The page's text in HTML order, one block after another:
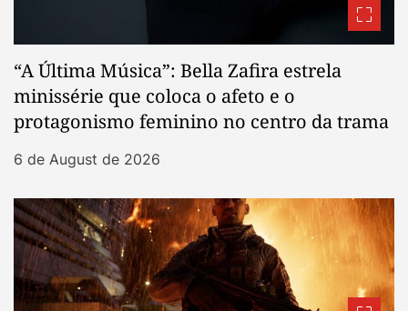
“A Última Música”: Bella Zafira estrela
minissérie que coloca o afeto e o
protagonismo feminino no centro da trama
6 de August de 2026